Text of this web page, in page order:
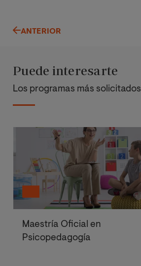
ANTERIOR
Puede interesarte
Los programas más solicitados
Maestría Oficial en
Psicopedagogía